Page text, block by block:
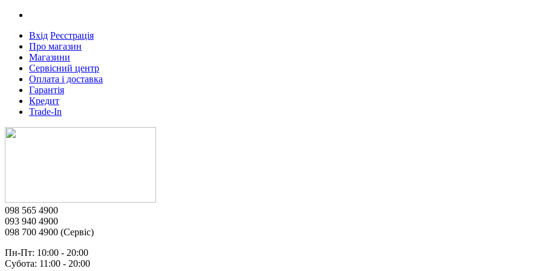
Вхід Реєстрація
Про магазин
Магазини
Сервісний центр
Оплата і доставка
Гарантія
Кредит
Trade-In
098 565 4900
093 940 4900
098 700 4900 (Сервіс)
Пн-Пт: 10:00 - 20:00
Субота: 11:00 - 20:00